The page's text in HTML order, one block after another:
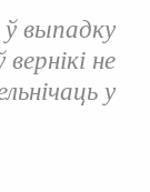
выпадку
не
у